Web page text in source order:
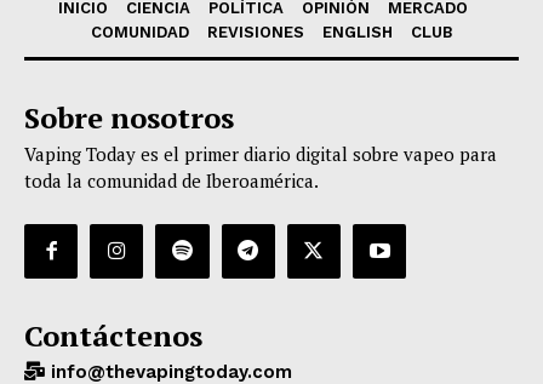
INICIO CIENCIA POLÍTICA OPINIÓN
MERCADO
COMUNIDAD
REVISIONES ENGLISH CLUB
Sobre nosotros
Vaping Today es el primer diario digital sobre vapeo para
toda la comunidad de Iberoamérica.
Contáctenos
info@thevapingtoday.com